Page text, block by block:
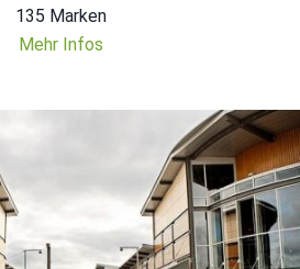
135 Marken
Mehr Infos